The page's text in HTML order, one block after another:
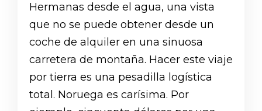
Hermanas desde el agua, una vista
que no se puede obtener desde un
coche de alquiler en una sinuosa
carretera de montaña. Hacer este viaje
por tierra es una pesadilla logística
total. Noruega es carísima. Por